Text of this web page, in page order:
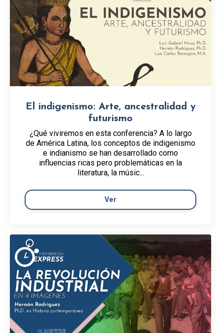
El indigenismo: Arte, ancestralidad y
futurismo
¿Qué viviremos en esta conferencia? A lo largo
de América Latina, los conceptos de indigenismo
e indianismo se han desarrollado como
influencias ricas pero problemáticas en la
literatura, la músic...
Ver